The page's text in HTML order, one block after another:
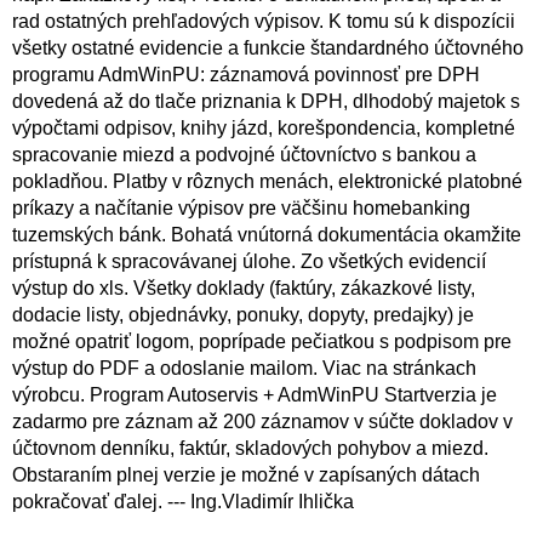
rad ostatných prehľadových výpisov. K tomu sú k dispozícii
všetky ostatné evidencie a funkcie štandardného účtovného
programu AdmWinPU: záznamová povinnosť pre DPH
dovedená až do tlače priznania k DPH, dlhodobý majetok s
výpočtami odpisov, knihy jázd, korešpondencia, kompletné
spracovanie miezd a podvojné účtovníctvo s bankou a
pokladňou. Platby v rôznych menách, elektronické platobné
príkazy a načítanie výpisov pre väčšinu homebanking
tuzemských bánk. Bohatá vnútorná dokumentácia okamžite
prístupná k spracovávanej úlohe. Zo všetkých evidencií
výstup do xls. Všetky doklady (faktúry, zákazkové listy,
dodacie listy, objednávky, ponuky, dopyty, predajky) je
možné opatriť logom, poprípade pečiatkou s podpisom pre
výstup do PDF a odoslanie mailom. Viac na stránkach
výrobcu. Program Autoservis + AdmWinPU Startverzia je
zadarmo pre záznam až 200 záznamov v súčte dokladov v
účtovnom denníku, faktúr, skladových pohybov a miezd.
Obstaraním plnej verzie je možné v zapísaných dátach
pokračovať ďalej. --- Ing.Vladimír Ihlička